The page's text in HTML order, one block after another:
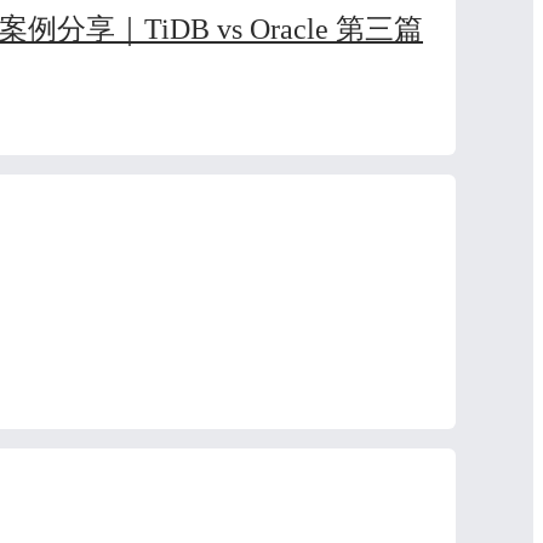
例分享｜TiDB vs Oracle 第三篇